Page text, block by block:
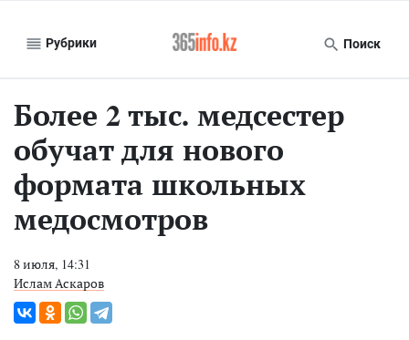
Рубрики Поиск
Более 2 тыс. медсестер
обучат для нового
формата школьных
медосмотров
8 июля, 14:31
Ислам Аскаров